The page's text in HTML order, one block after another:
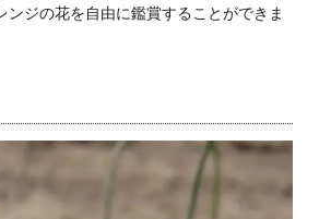
ンジの花を自由に鑑賞することができま